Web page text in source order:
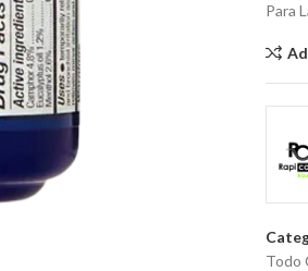
Para
Todo